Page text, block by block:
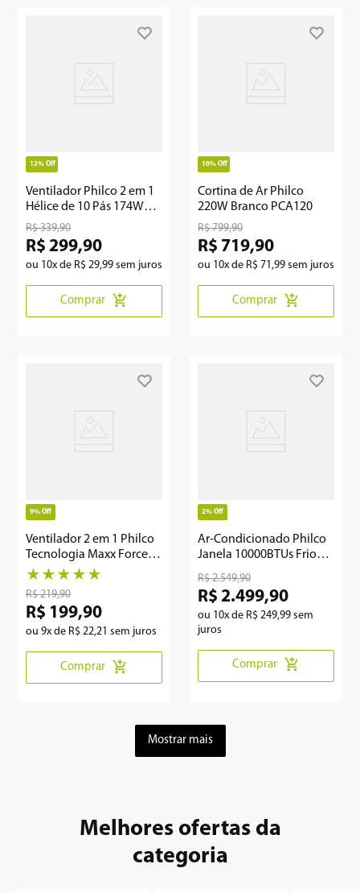
12% Off
Ventilador Philco 2 em 1
Hélice de 10 Pás 174W
PVT45A
R$ 339,90
R$ 299,90
ou 10x de R$ 29,99 sem juros
Comprar
10% Off
Cortina de Ar Philco
220W Branco PCA120
R$ 799,90
R$ 719,90
ou 10x de R$ 71 ,99 sem juros
Comprar
9% Off
Ventilador 2 em 1 Philco
Tecnologia Maxx Force
150W PVT41A
★ ★ ★ ★ ★
R$ 219,90
R$ 199,90
ou 9x de R$ 22,21 sem juros
Comprar
2% Off
Ar-Condicionado Philco
Janela 10000BTUs Frio
PAJ10FA
R$ 2.549,90
R$ 2.499,90
ou 10x de R$ 249,99 sem
juros
Comprar
Mostrar mais
Melhores ofertas da
categoria